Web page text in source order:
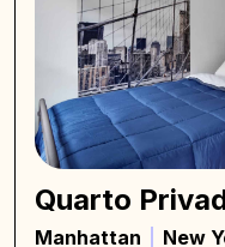
Quarto
Manhattan New